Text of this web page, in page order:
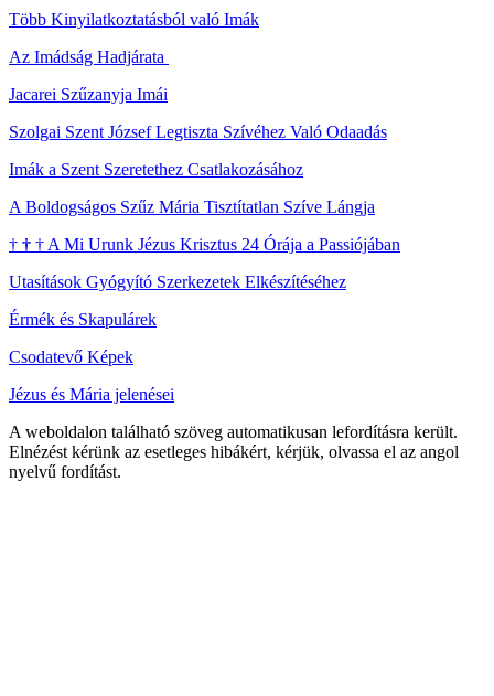
Több Kinyilatkoztatásból való Imák
Az Imádság Hadjárata
Jacarei Szűzanyja Imái
Szolgai Szent József Legtiszta Szívéhez Való Odaadás
Imák a Szent Szeretethez Csatlakozásához
A Boldogságos Szűz Mária Tisztítatlan Szíve Lángja
† † † A Mi Urunk Jézus Krisztus 24 Órája a Passiójában
Utasítások Gyógyító Szerkezetek Elkészítéséhez
Érmék és Skapulárek
Csodatevő Képek
Jézus és Mária jelenései
A weboldalon található szöveg automatikusan lefordításra került.
Elnézést kérünk az esetleges hibákért, kérjük, olvassa el az angol
nyelvű fordítást.